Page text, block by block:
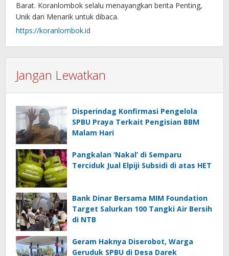
Barat. Koranlombok selalu menayangkan berita Penting,
Unik dan Menarik untuk dibaca.
https://koranlombok.id
Jangan Lewatkan
Disperindag Konfirmasi Pengelola
SPBU Praya Terkait Pengisian BBM
Malam Hari
Pangkalan ‘Nakal’ di Semparu
Terciduk Jual Elpiji Subsidi di atas HET
Bank Dinar Bersama MIM Foundation
Target Salurkan 100 Tangki Air Bersih
di NTB
Geram Haknya Diserobot, Warga
Geruduk SPBU di Desa Darek